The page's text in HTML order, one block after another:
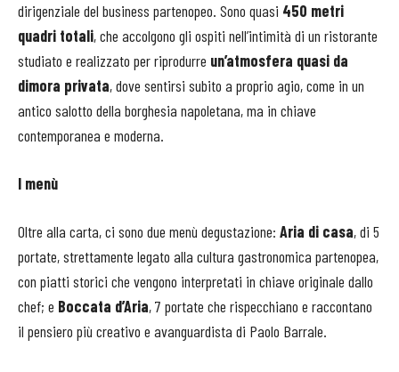
dirigenziale del business partenopeo. Sono quasi 450 metri
quadri totali, che accolgono gli ospiti nell’intimità di un ristorante
studiato e realizzato per riprodurre un’atmosfera quasi da
dimora privata, dove sentirsi subito a proprio agio, come in un
antico salotto della borghesia napoletana, ma in chiave
contemporanea e moderna.
I menù
Oltre alla carta, ci sono due menù degustazione: Aria di casa, di 5
portate, strettamente legato alla cultura gastronomica partenopea,
con piatti storici che vengono interpretati in chiave originale dallo
chef; e Boccata d’Aria, 7 portate che rispecchiano e raccontano
il pensiero più creativo e avanguardista di Paolo Barrale.